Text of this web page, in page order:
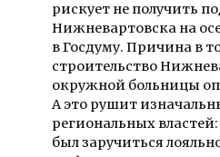
рискует не получить
Нижневартовска на
в Госдуму. Причина в
строительство
окружной больницы
А это рушит
региональных
был заручиться